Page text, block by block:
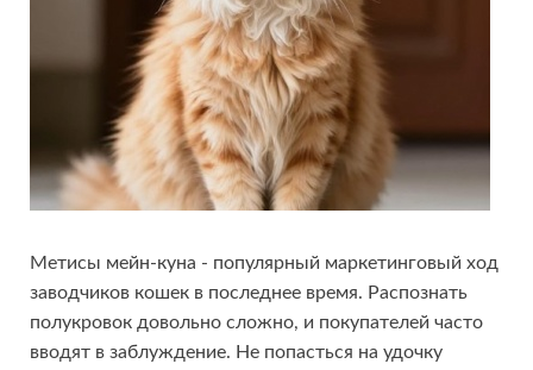
Метисы мейн-куна - популярный маркетинговый ход
заводчиков кошек в последнее время. Распознать
полукровок довольно сложно, и покупателей часто
вводят в заблуждение. Не попасться на удочку